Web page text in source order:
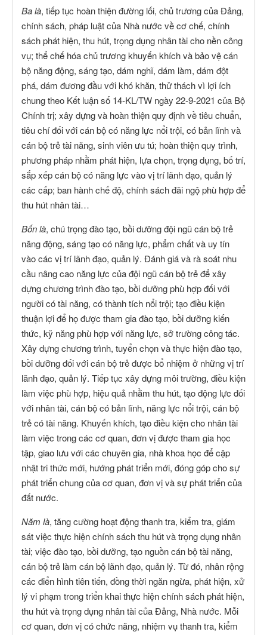
Ba là, tiếp tục hoàn thiện đường lối, chủ trương của Đảng,
chính sách, pháp luật của Nhà nước về cơ chế, chính
sách phát hiện, thu hút, trọng dụng nhân tài cho nền công
vụ; thể chế hóa chủ trương khuyến khích và bảo vệ cán
bộ năng động, sáng tạo, dám nghĩ, dám làm, dám đột
phá, dám đương đầu với khó khăn, thử thách vì lợi ích
chung theo Kết luận số 14-KL/TW ngày 22-9-2021 của Bộ
Chính trị; xây dựng và hoàn thiện quy định về tiêu chuẩn,
tiêu chí đối với cán bộ có năng lực nổi trội, có bản lĩnh và
cán bộ trẻ tài năng, sinh viên ưu tú; hoàn thiện quy trình,
phương pháp nhằm phát hiện, lựa chọn, trọng dụng, bố trí,
sắp xếp cán bộ có năng lực vào vị trí lãnh đạo, quản lý
các cấp; ban hành chế độ, chính sách đãi ngộ phù hợp để
thu hút nhân tài…
Bốn là, chú trọng đào tạo, bồi dưỡng đội ngũ cán bộ trẻ
năng động, sáng tạo có năng lực, phẩm chất và uy tín
vào các vị trí lãnh đạo, quản lý. Đánh giá và rà soát nhu
cầu nâng cao năng lực của đội ngũ cán bộ trẻ để xây
dựng chương trình đào tạo, bồi dưỡng phù hợp đối với
người có tài năng, có thành tích nổi trội; tạo điều kiện
thuận lợi để họ được tham gia đào tạo, bồi dưỡng kiến
thức, kỹ năng phù hợp với năng lực, sở trường công tác.
Xây dựng chương trình, tuyển chọn và thực hiện đào tạo,
bồi dưỡng đối với cán bộ trẻ được bổ nhiệm ở những vị trí
lãnh đạo, quản lý. Tiếp tục xây dựng môi trường, điều kiện
làm việc phù hợp, hiệu quả nhằm thu hút, tạo động lực đối
với nhân tài, cán bộ có bản lĩnh, năng lực nổi trội, cán bộ
trẻ có tài năng. Khuyến khích, tạo điều kiện cho nhân tài
làm việc trong các cơ quan, đơn vị được tham gia học
tập, giao lưu với các chuyên gia, nhà khoa học để cập
nhật tri thức mới, hướng phát triển mới, đóng góp cho sự
phát triển chung của cơ quan, đơn vị và sự phát triển của
đất nước.
Năm là, tăng cường hoạt động thanh tra, kiểm tra, giám
sát việc thực hiện chính sách thu hút và trọng dụng nhân
tài; việc đào tạo, bồi dưỡng, tạo nguồn cán bộ tài năng,
cán bộ trẻ làm cán bộ lãnh đạo, quản lý. Từ đó, nhân rộng
các điển hình tiên tiến, đồng thời ngăn ngừa, phát hiện, xử
lý vi phạm trong triển khai thực hiện chính sách phát hiện,
thu hút và trọng dụng nhân tài của Đảng, Nhà nước. Mỗi
cơ quan, đơn vị có chức năng, nhiệm vụ thanh tra, kiểm